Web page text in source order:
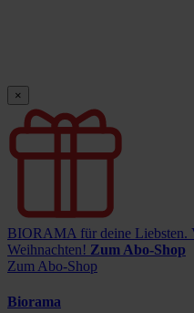
×
BIORAMA für deine Liebsten.
Weihnachten! Zum Abo-Shop
Zum Abo-Shop
Biorama